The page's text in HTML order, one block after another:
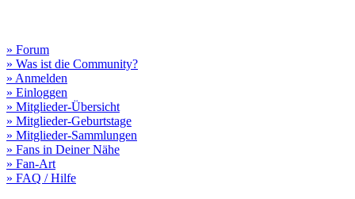
» Forum
» Was ist die Community?
» Anmelden
» Einloggen
» Mitglieder-Übersicht
» Mitglieder-Geburtstage
» Mitglieder-Sammlungen
» Fans in Deiner Nähe
» Fan-Art
» FAQ / Hilfe